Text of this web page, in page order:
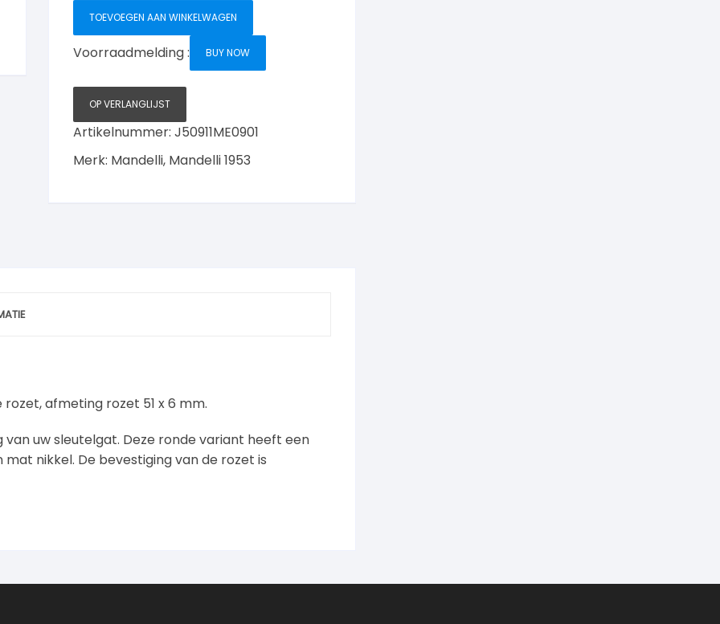
rond,
mat
TOEVOEGEN AAN WINKELWAGEN
Voorraadmelding : BUY NOW
OP VERLANGLIJST
Artikelnummer:J50911ME0901
Merk: Mandelli, Mandelli 1953
afmeting rozet 51 x 6 mm.
uw sleutelgat. Deze ronde variant heeft een
nikkel. De bevestiging van de rozet is